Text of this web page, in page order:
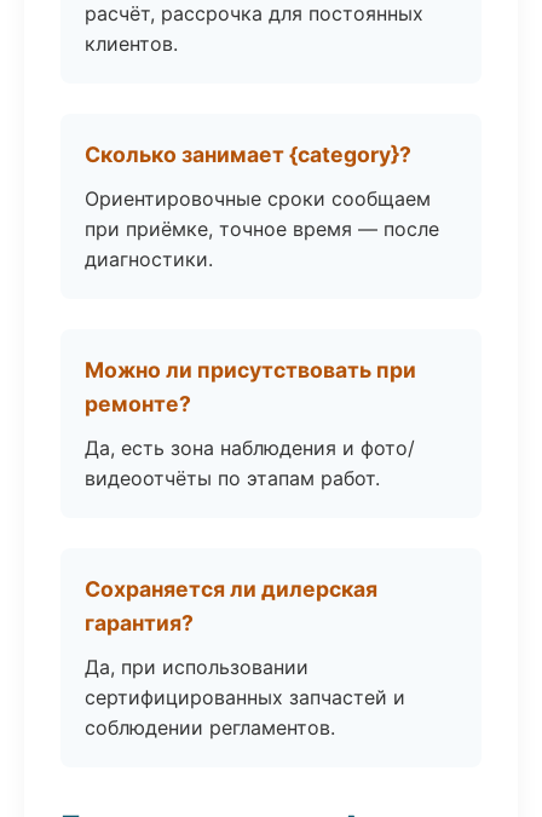
расчёт, рассрочка для постоянных
клиентов.
Сколько занимает {category}?
Ориентировочные сроки сообщаем
при приёмке, точное время — после
диагностики.
Можно ли присутствовать при
ремонте?
Да, есть зона наблюдения и фото/
видеоотчёты по этапам работ.
Сохраняется ли дилерская
гарантия?
Да, при использовании
сертифицированных запчастей и
соблюдении регламентов.